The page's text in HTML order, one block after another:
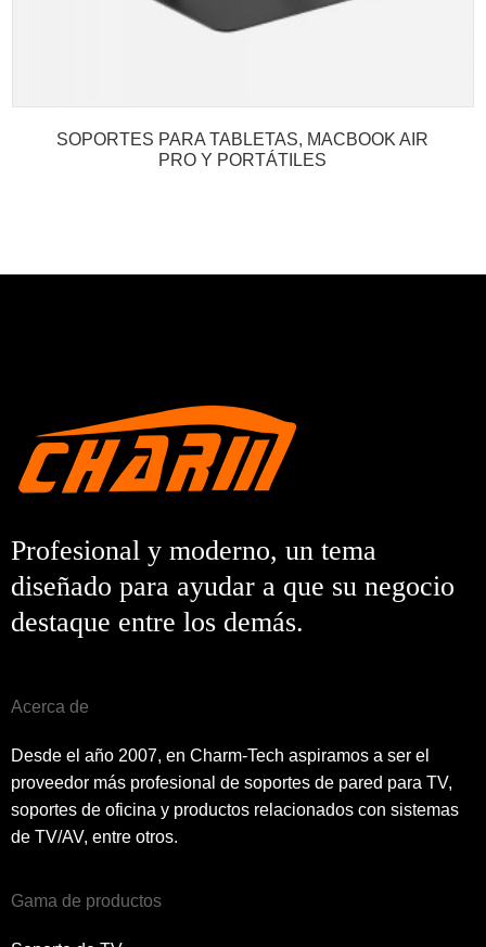
SOPORTES PARA TABLETAS, MACBOOK AIR
PRO Y PORTÁTILES
Profesional y moderno, un tema
diseñado para ayudar a que su negocio
destaque entre los demás.
Acerca de
Desde el año 2007, en Charm-Tech aspiramos a ser el
proveedor más profesional de soportes de pared para TV,
soportes de oficina y productos relacionados con sistemas
de TV/AV, entre otros.
Gama de productos